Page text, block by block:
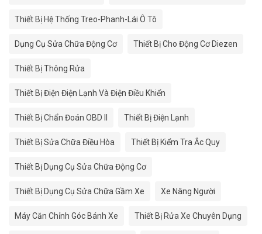
Thiết Bị Hệ Thống Treo-Phanh-Lái Ô Tô
Dụng Cụ Sửa Chữa Động Cơ Thiết Bị Cho Động Cơ Diezen
Thiết Bị Thông Rửa
Thiết Bị Điện Điện Lạnh Và Điện Điều Khiển
Thiết Bị Chẩn Đoán OBD II Thiết Bị Điện Lạnh
Thiết Bị Sửa Chữa Điều Hòa Thiết Bị Kiểm Tra Ắc Quy
Thiết Bị Dụng Cụ Sửa Chữa Động Cơ
Thiết Bị Dụng Cụ Sửa Chữa Gầm Xe Xe Nâng Người
Máy Căn Chỉnh Góc Bánh Xe Thiết Bị Rửa Xe Chuyên Dụng